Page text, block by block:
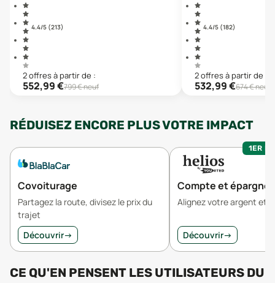
4.4/5 (213)
2offresà partir de :
552,99€799€ neuf
4.4/5 (182)
2offresà partir de :
532,99€674€ neuf
RÉDUISEZ ENCORE PLUS VOTRE IMPACT
Covoiturage
Partagez la route, divisez le prix du
trajet
Découvrir→
1ER
Compte et épargne
Alignez votre argent et
Découvrir→
CE QU'EN PENSENT LES UTILISATEURS DU